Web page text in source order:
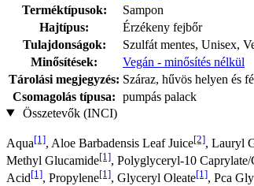
Terméktípusok:
Sampon
Hajtípus:
Érzékeny fejbőr
Tulajdonságok:
Szulfát mentes, Unisex,
Minősítések:
Vegán - minősítés nélkül
Tárolási megjegyzés: Száraz, hűvös helyen és
Csomagolás típusa: pumpás palack
Összetevők (INCI)
Aqua[1], Aloe Barbadensis Leaf Juice[2], Lauryl
Methyl Glucamide[1], Polyglyceryl-10 Caprylate/
Acid[1], Propylene[1], Glyceryl Oleate[1], Pca